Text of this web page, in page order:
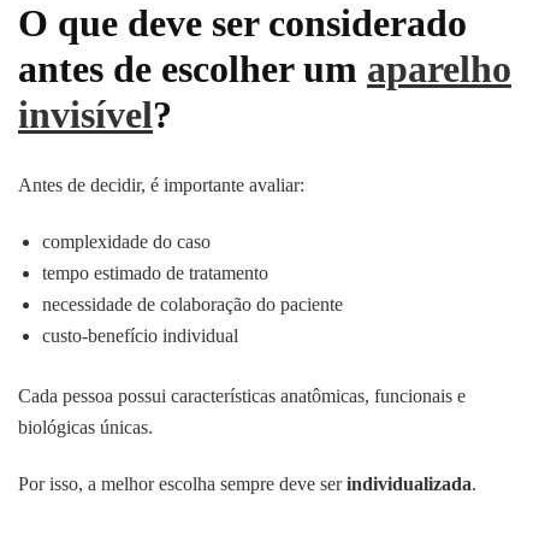
O que deve ser considerado
antes de escolher um aparelho
invisível?
Antes de decidir, é importante avaliar:
complexidade do caso
tempo estimado de tratamento
necessidade de colaboração do paciente
custo-benefício individual
Cada pessoa possui características anatômicas, funcionais e
biológicas únicas.
Por isso, a melhor escolha sempre deve serindividualizada.